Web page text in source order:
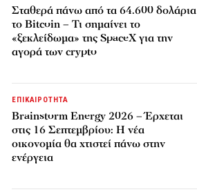
Σταθερά πάνω από τα 64.600 δολάρια
το Bitcoin – Τι σημαίνει το
«ξεκλείδωμα» της SpaceX για την
αγορά των crypto
ΕΠΙΚΑΙΡΟΤΗΤΑ
Brainstorm Energy 2026 – Έρχεται
στις 16 Σεπτεμβρίου: Η νέα
οικονομία θα χτιστεί πάνω στην
ενέργεια